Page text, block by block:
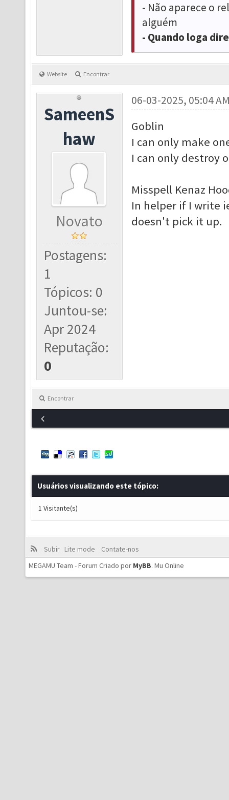
- Não aparece o
alguém
- Quando loga
Website Encontrar
SameenS
haw
Novato
Postagens:
1
Tópicos: 0
Juntou-se:
Apr 2024
Reputação:
0
06-03-2025, 05:04
Goblin
I can only make
I can only destroy
Misspell Kenaz
In helper if I write
doesn't pick it up.
Encontrar
Usuários visualizando este tópico:
1 Visitante(s)
Subir Lite mode
Contate-nos
MEGAMU Team - Forum Criado por MyBB. Mu Online